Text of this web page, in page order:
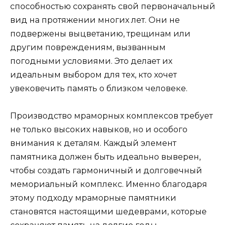
способностью сохранять свой первоначальный
вид на протяжении многих лет. Они не
подвержены выцветанию, трещинам или
другим повреждениям, вызванным
погодными условиями. Это делает их
идеальным выбором для тех, кто хочет
увековечить память о близком человеке.
Производство мраморных комплексов требует
не только высоких навыков, но и особого
внимания к деталям. Каждый элемент
памятника должен быть идеально выверен,
чтобы создать гармоничный и долговечный
мемориальный комплекс. Именно благодаря
этому подходу мраморные памятники
становятся настоящими шедеврами, которые